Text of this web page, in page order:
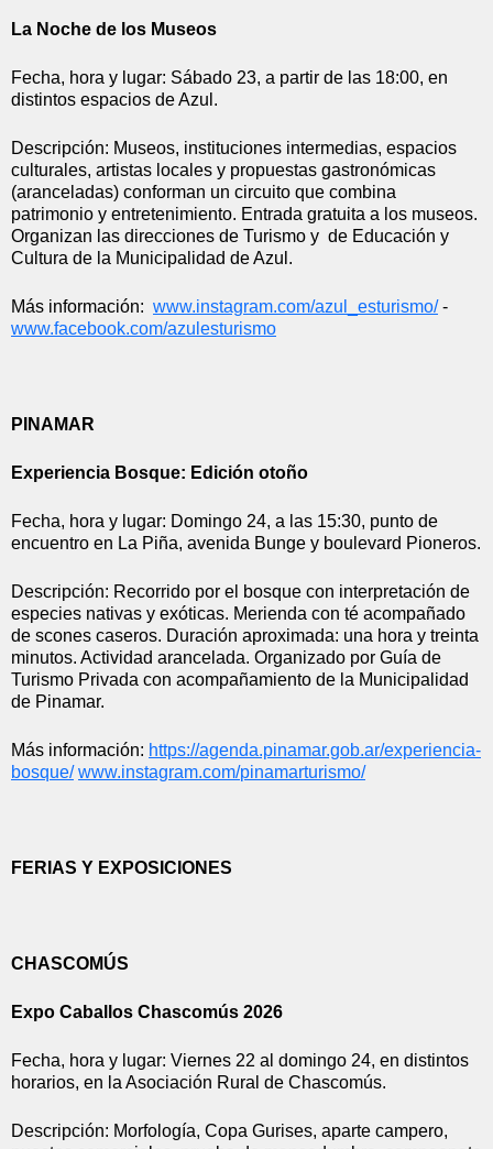
La Noche de los Museos
Fecha, hora y lugar: Sábado 23, a partir de las 18:00, en
distintos espacios de Azul.
Descripción: Museos, instituciones intermedias, espacios
culturales, artistas locales y propuestas gastronómicas
(aranceladas) conforman un circuito que combina
patrimonio y entretenimiento. Entrada gratuita a los museos.
Organizan las direcciones de Turismo y  de Educación y
Cultura de la Municipalidad de Azul.
Más información: www.instagram.com/azul_ esturismo/
www.facebook.com/azulesturismo
PINAMAR
Experiencia Bosque: Edición otoño
Fecha, hora y lugar: Domingo 24, a las 15:30, punto de
encuentro en La Piña, avenida Bunge y boulevard Pioneros.
Descripción: Recorrido por el bosque con interpretación de
especies nativas y exóticas. Merienda con té acompañado
de scones caseros. Duración aproximada: una hora y treinta
minutos. Actividad arancelada. Organizado por Guía de
Turismo Privada con acompañamiento de la Municipalidad
de Pinamar.
Más información: https://agenda.pinamar.gob.ar/experiencia-
bosque/ www.instagram.com/pinamarturismo/
FERIAS Y EXPOSICIONES
CHASCOMÚS
Expo Caballos Chascomús 2026
Fecha, hora y lugar: Viernes 22 al domingo 24, en distintos
horarios, en la Asociación Rural de Chascomús.
Descripción: Morfología, Copa Gurises, aparte campero,